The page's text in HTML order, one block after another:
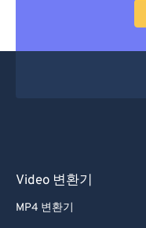
Video 변환기
MP4 변환기